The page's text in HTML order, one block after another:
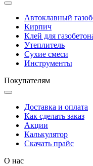
Автоклавный
Кирпич
Клей для
Утеплитель
Сухие смеси
Инструменты
Покупателям
Доставка и оплата
Как сделать заказ
Акции
Калькулятор
Скачать прайс
О нас